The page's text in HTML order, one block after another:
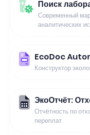
Поиск
Современный
аналитических
EcoDoc
Конструктор
ЭкоОтчёт:
Отчётность по
переплат